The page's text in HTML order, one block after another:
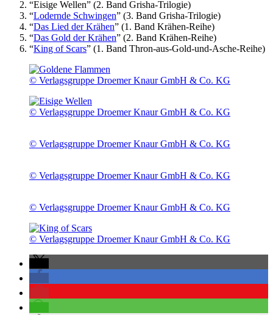
“Eisige Wellen” (2. Band Grisha-Trilogie)
“Lodernde Schwingen” (3. Band Grisha-Trilogie)
“Das Lied der Krähen” (1. Band Krähen-Reihe)
“Das Gold der Krähen” (2. Band Krähen-Reihe)
“King of Scars” (1. Band Thron-aus-Gold-und-Asche-Reihe)
© Verlagsgruppe Droemer Knaur GmbH & Co. KG
© Verlagsgruppe Droemer Knaur GmbH & Co. KG
© Verlagsgruppe Droemer Knaur GmbH & Co. KG
© Verlagsgruppe Droemer Knaur GmbH & Co. KG
© Verlagsgruppe Droemer Knaur GmbH & Co. KG
© Verlagsgruppe Droemer Knaur GmbH & Co. KG